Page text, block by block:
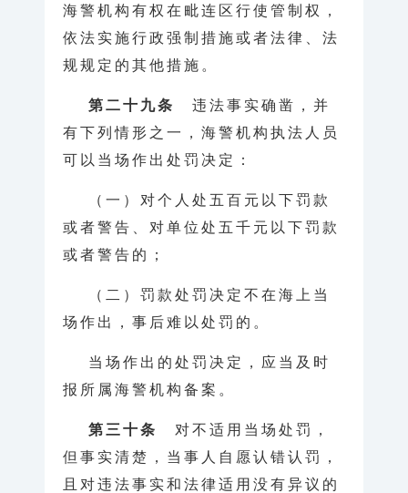
海警机构有权在毗连区行使管制权，
依法实施行政强制措施或者法律、法
规规定的其他措施。
第二十九条
违法事实确凿，并
有下列情形之一，海警机构执法人员
可以当场作出处罚决定：
（一）对个人处五百元以下罚款
或者警告、对单位处五千元以下罚款
或者警告的；
（二）罚款处罚决定不在海上当
场作出，事后难以处罚的。
当场作出的处罚决定，应当及时
报所属海警机构备案。
第三十条
对不适用当场处罚，
但事实清楚，当事人自愿认错认罚，
且对违法事实和法律适用没有异议的